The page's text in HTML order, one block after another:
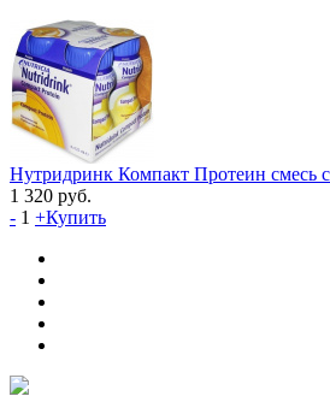
Нутридринк Компакт Протеин cмесь
1 320 руб.
- 1 +Купить